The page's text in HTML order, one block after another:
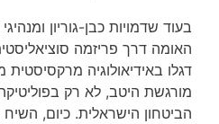
בעוד שדמויות כבן-גוריון
האומה דרך פריזמה
דגלו באידיאולוגיה
מורגשת היטב, לא רק
הביטחון הישראלית. כיום,